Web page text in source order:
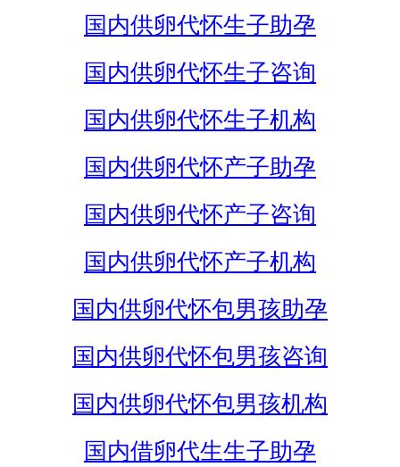
国内供卵代怀生子助孕
国内供卵代怀生子咨询
国内供卵代怀生子机构
国内供卵代怀产子助孕
国内供卵代怀产子咨询
国内供卵代怀产子机构
国内供卵代怀包男孩助孕
国内供卵代怀包男孩咨询
国内供卵代怀包男孩机构
国内借卵代生生子助孕